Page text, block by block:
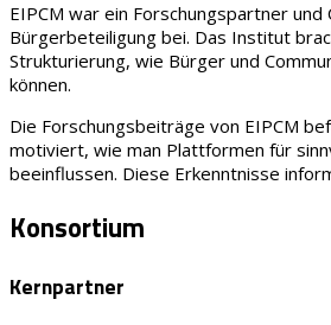
EIPCM war ein Forschungspartner
Bürgerbeteiligung bei. Das Institut
Strukturierung, wie Bürger und
können.
Die Forschungsbeiträge von EIPCM
motiviert, wie man Plattformen für
beeinflussen. Diese Erkenntnisse
Konsortium
Kernpartner